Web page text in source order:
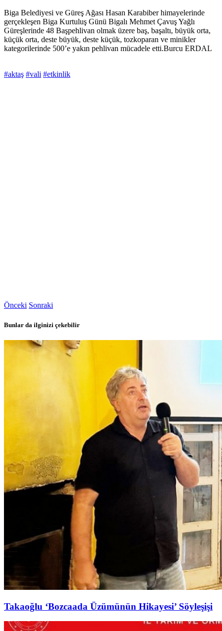
Biga Belediyesi ve Güreş Ağası Hasan Karabiber himayelerinde
gerçekleşen Biga Kurtuluş Günü Bigalı Mehmet Çavuş Yağlı
Güreşlerinde 48 Başpehlivan olmak üzere baş, başaltı, büyük orta,
küçük orta, deste büyük, deste küçük, tozkoparan ve minikler
kategorilerinde 500’e yakın pehlivan mücadele etti.Burcu ERDAL
#aktaş #vali #etkinlik
Önceki Sonraki
Bunlar da ilginizi çekebilir
Takaoğlu ‘Bozcaada Üzümünün Hikayesi’ Söyleşişi